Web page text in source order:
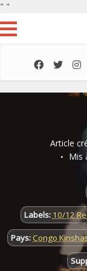
" "
Article
Mis
Labels: 10/12
Pays:Congo